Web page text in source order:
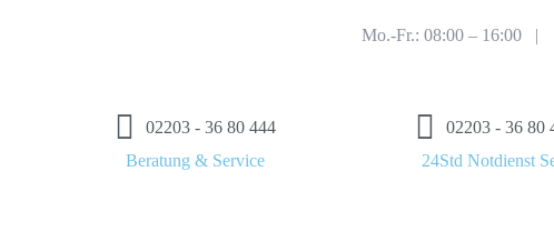
Mo.-Fr.: 08:00 – 16:00 |
02203 - 36 80 444
Beratung & Service
02203 - 36 80
24Std Notdienst